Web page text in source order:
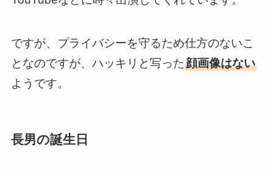
ですが、プライバシーを守るため仕方のないこ
となのですが、ハッキリと写った顔画像はない
ようです。
長男の誕生日